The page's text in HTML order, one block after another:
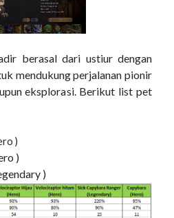
berasal dari ustiur dengan
mendukung perjalanan pionir
eksplorasi. Berikut list pet
)
)
)